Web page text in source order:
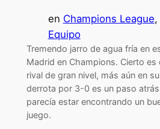
en Champions League,
Equipo
Tremendo jarro de agua fría en
Madrid en Champions. Cierto es
rival de gran nivel, más aún en
derrota por 3-0 es un paso
parecía estar encontrando un
juego.